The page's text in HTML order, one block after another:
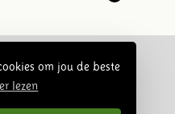
om jou de beste
lezen